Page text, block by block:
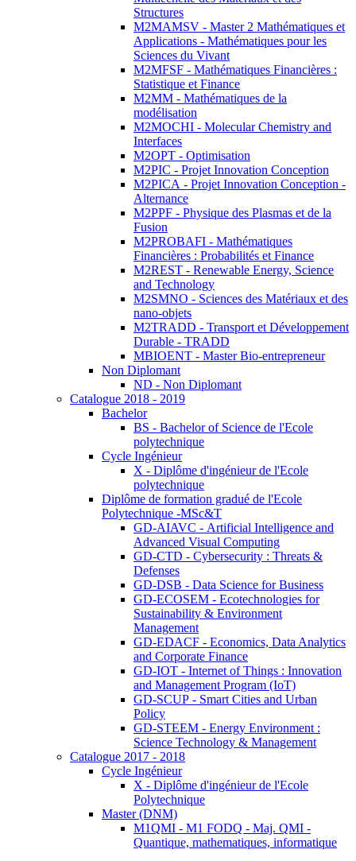
Structures
M2MAMSV - Master 2 Mathématiques et
Applications - Mathématiques pour les
Sciences du Vivant
M2MFSF - Mathématiques Financières :
Statistique et Finance
M2MM - Mathématiques de la
modélisation
M2MOCHI - Molecular Chemistry and
Interfaces
M2OPT - Optimisation
M2PIC - Projet Innovation Conception
M2PICA - Projet Innovation Conception -
Alternance
M2PPF - Physique des Plasmas et de la
Fusion
M2PROBAFI - Mathématiques
Financières : Probabilités et Finance
M2REST - Renewable Energy, Science
and Technology
M2SMNO - Sciences des Matériaux et des
nano-objets
M2TRADD - Transport et Développement
Durable - TRADD
MBIOENT - Master Bio-entrepreneur
Non Diplomant
ND - Non Diplomant
Catalogue 2018 - 2019
Bachelor
BS - Bachelor of Science de l'Ecole
polytechnique
Cycle Ingénieur
X - Diplôme d'ingénieur de l'Ecole
polytechnique
Diplôme de formation gradué de l'Ecole
Polytechnique -MSc&T
GD-AIAVC - Artificial Intelligence and
Advanced Visual Computing
GD-CTD - Cybersecurity : Threats &
Defenses
GD-DSB - Data Science for Business
GD-ECOSEM - Ecotechnologies for
Sustainability & Environment
Management
GD-EDACF - Economics, Data Analytics
and Corporate Finance
GD-IOT - Internet of Things : Innovation
and Management Program (IoT)
GD-SCUP - Smart Cities and Urban
Policy
GD-STEEM - Energy Environment :
Science Technology & Management
Catalogue 2017 - 2018
Cycle Ingénieur
X - Diplôme d'ingénieur de l'Ecole
Polytechnique
Master (DNM)
M1QMI - M1 FODQ - Maj. QMI -
Quantique, mathematiques, informatique